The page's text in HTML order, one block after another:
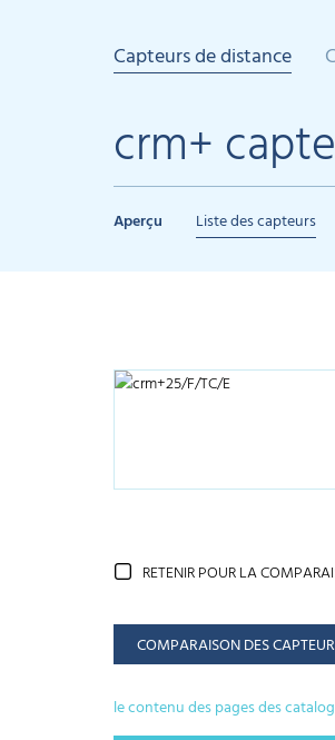
Capteurs de distance
crm+
Aperçu Liste des capteurs
RETENIR POUR LA
COMPARAISON DES
le contenu des pages des